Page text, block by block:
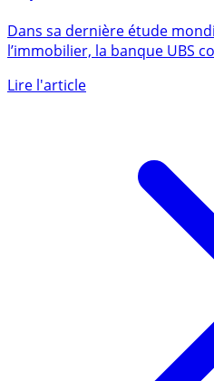
en plus sur-évalué selon UBS
l’immobilier, la banque UBS